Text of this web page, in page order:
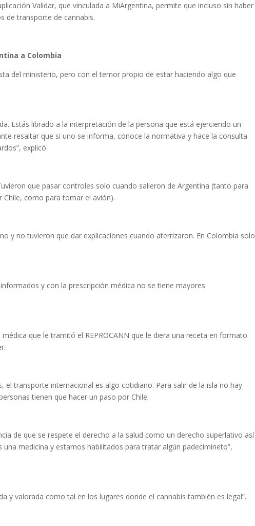
Validar, que vinculada a MiArgentina, permite que incluso sin haber
de transporte de cannabis.
a Colombia
del ministerio, pero con el temor propio de estar haciendo algo que
Estás librado a la interpretación de la persona que está ejerciendo un
resaltar que si uno se informa, conoce la normativa y hace la consulta
explicó.
que pasar controles solo cuando salieron de Argentina (tanto para
Chile, como para tomar el avión).
y no tuvieron que dar explicaciones cuando aterrizaron. En Colombia solo
y con la prescripción médica no se tiene mayores
que le tramitó el REPROCANN que le diera una receta en formato
el transporte internacional es algo cotidiano. Para salir de la isla no hay
tienen que hacer un paso por Chile.
de que se respete el derecho a la salud como un derecho superlativo así
medicina y estamos habilitados para tratar algún padecimineto”,
y valorada como tal en los lugares donde el cannabis también es legal”.